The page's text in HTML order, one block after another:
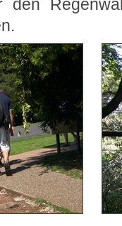
den